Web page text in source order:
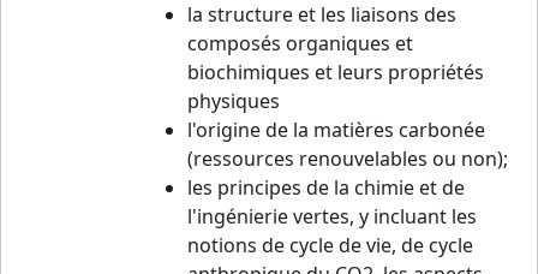
la structure et les liaisons des
composés organiques et
biochimiques et leurs propriétés
physiques
l'origine de la matières carbonée
(ressources renouvelables ou non);
les principes de la chimie et de
l'ingénierie vertes, y incluant les
notions de cycle de vie, de cycle